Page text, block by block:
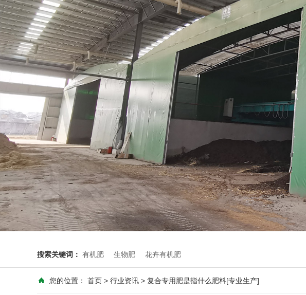
搜索关键词： 有机肥 生物肥 花卉有机肥
您的位置： 首页 > 行业资讯 > 复合专用肥是指什么肥料[专业生产]